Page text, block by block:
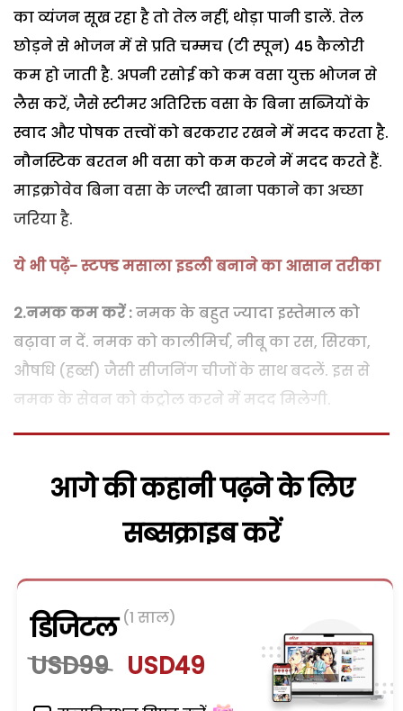
का व्यंजन सूख रहा है तो तेल नहीं, थोड़ा पानी डालें. तेल
छोड़ने से भोजन में से प्रति चम्मच (टी स्पून) 45 कैलोरी
कम हो जाती है. अपनी रसोई को कम वसा युक्त भोजन से
लैस करें, जैसे स्टीमर अतिरिक्त वसा के बिना सब्जियों के
स्वाद और पोषक तत्त्वों को बरकरार रखने में मदद करता है.
नौनस्टिक बरतन भी वसा को कम करने में मदद करते हैं.
माइक्रोवेव बिना वसा के जल्दी खाना पकाने का अच्छा
जरिया है.
ये भी पढ़ें- स्टफ्ड मसाला इडली बनाने का आसान तरीका
2.नमक कम करें :नमक के बहुत ज्यादा इस्तेमाल को
बढ़ावा न दें. नमक को कालीमिर्च, नीबू का रस, सिरका,
औषधि (हर्ब्स) जैसी सीजनिंग चीजों के साथ बदलें. इस से
नमक के सेवन को कंट्रोल करने में मदद मिलेगी.
आगे की कहानी पढ़ने के लिए
सब्सक्राइब करें
डिजिटल (1 साल)
USD99 USD49